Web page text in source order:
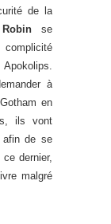
de la
se
à
en
ils vont
afin de se
dernier,
malgré